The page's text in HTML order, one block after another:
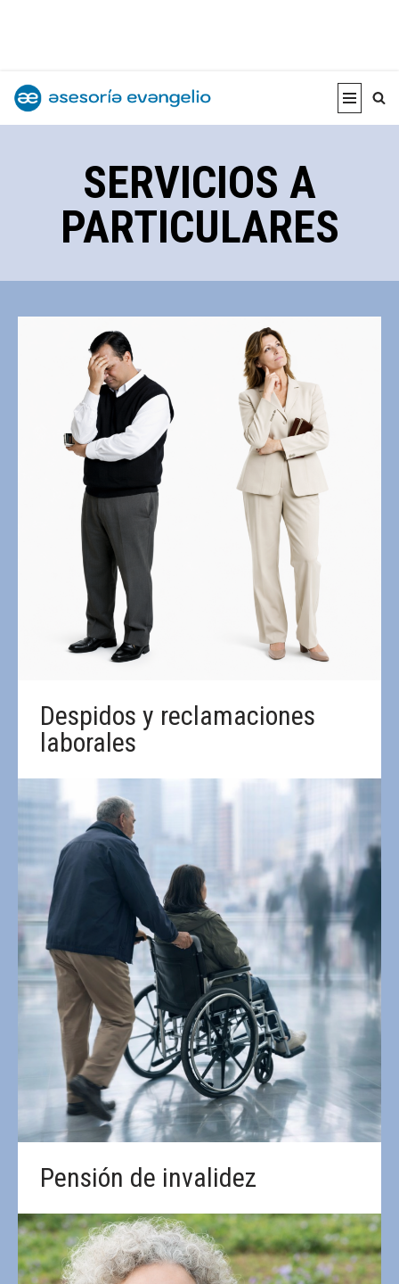
contenido
SERVICIOS A
PARTICULARES
Despidos y reclamaciones
laborales
Pensión de invalidez